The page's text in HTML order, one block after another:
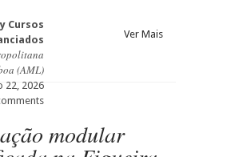
Cursos
(AML)
22, 2026
Ver Mais
modular